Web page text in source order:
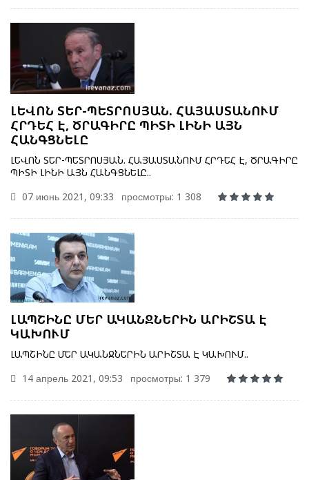
ԼԵՎՈՆ ՏԵՐ-ՊԵՏՐՈՍՅԱՆ. ՀԱՅԱՍՏԱՆՈՒՄ
ՀՐԴԵՀ Է, ԾՐԱԳԻՐԸ ՊԻՏԻ ԼԻՆԻ ԱՅՆ
ՀԱՆԳՑՆԵԼԸ
ԼԵՎՈՆ ՏԵՐ-ՊԵՏՐՈՍՅԱՆ. ՀԱՅԱՍՏԱՆՈՒՄ ՀՐԴԵՀ Է, ԾՐԱԳԻՐԸ
ՊԻՏԻ ԼԻՆԻ ԱՅՆ ՀԱՆԳՑՆԵԼԸ..
07 июнь 2021, 09:33
просмотры: 1 308
ԼԱՊՇԻՆԸ ՄԵՐ ԱԿԱՆՋՆԵՐԻՆ ԱՐԻՇՏԱ Է
ԿԱԽՈՒՄ
ԼԱՊՇԻՆԸ ՄԵՐ ԱԿԱՆՋՆԵՐԻՆ ԱՐԻՇՏԱ Է ԿԱԽՈՒՄ..
14 апрель 2021, 09:53
просмотры: 1 379